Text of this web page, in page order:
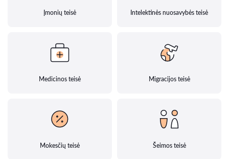
Įmonių teisė Intelektinės nuosavybės teisė
Medicinos teisė Migracijos teisė
Mokesčių teisė Šeimos teisė